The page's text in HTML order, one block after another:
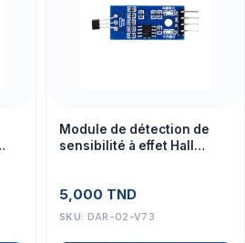
Module de détection de
sensibilité à effet Hall
5,000 TND
SKU: DAR-02-V73